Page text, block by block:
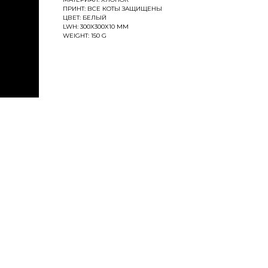
ПРИНТ: ВСЕ КОТЫ ЗАЩИЩЕНЫ
ЦВЕТ: БЕЛЫЙ
LWH: 300X300X10 MM
WEIGHT: 150 G